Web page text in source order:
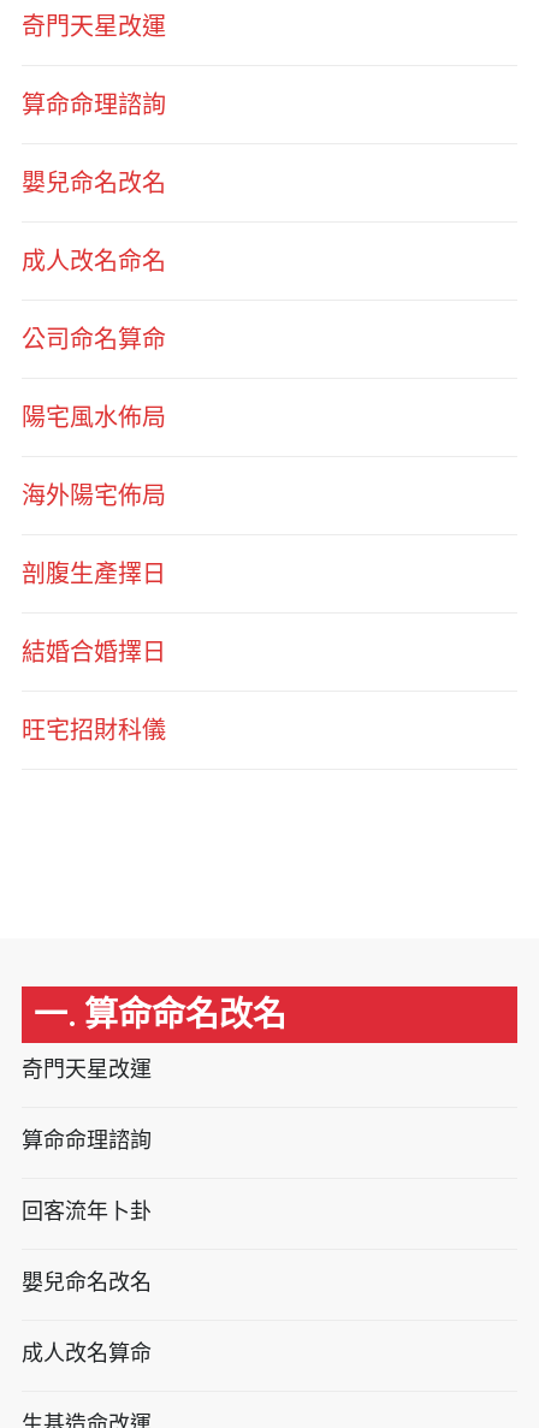
奇門天星改運
算命命理諮詢
嬰兒命名改名
成人改名命名
公司命名算命
陽宅風水佈局
海外陽宅佈局
剖腹生產擇日
結婚合婚擇日
旺宅招財科儀
一. 算命命名改名
奇門天星改運
算命命理諮詢
回客流年卜卦
嬰兒命名改名
成人改名算命